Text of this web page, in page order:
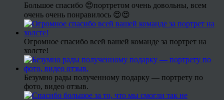
Большое спасибо 😍портретом очень довольны, всем
очень очень понравилось 😍😍
Огромное спасибо всей вашей команде за портрет на
холсте!
Безумно рады полученному подарку — портрету по
фото, видео отзыв.